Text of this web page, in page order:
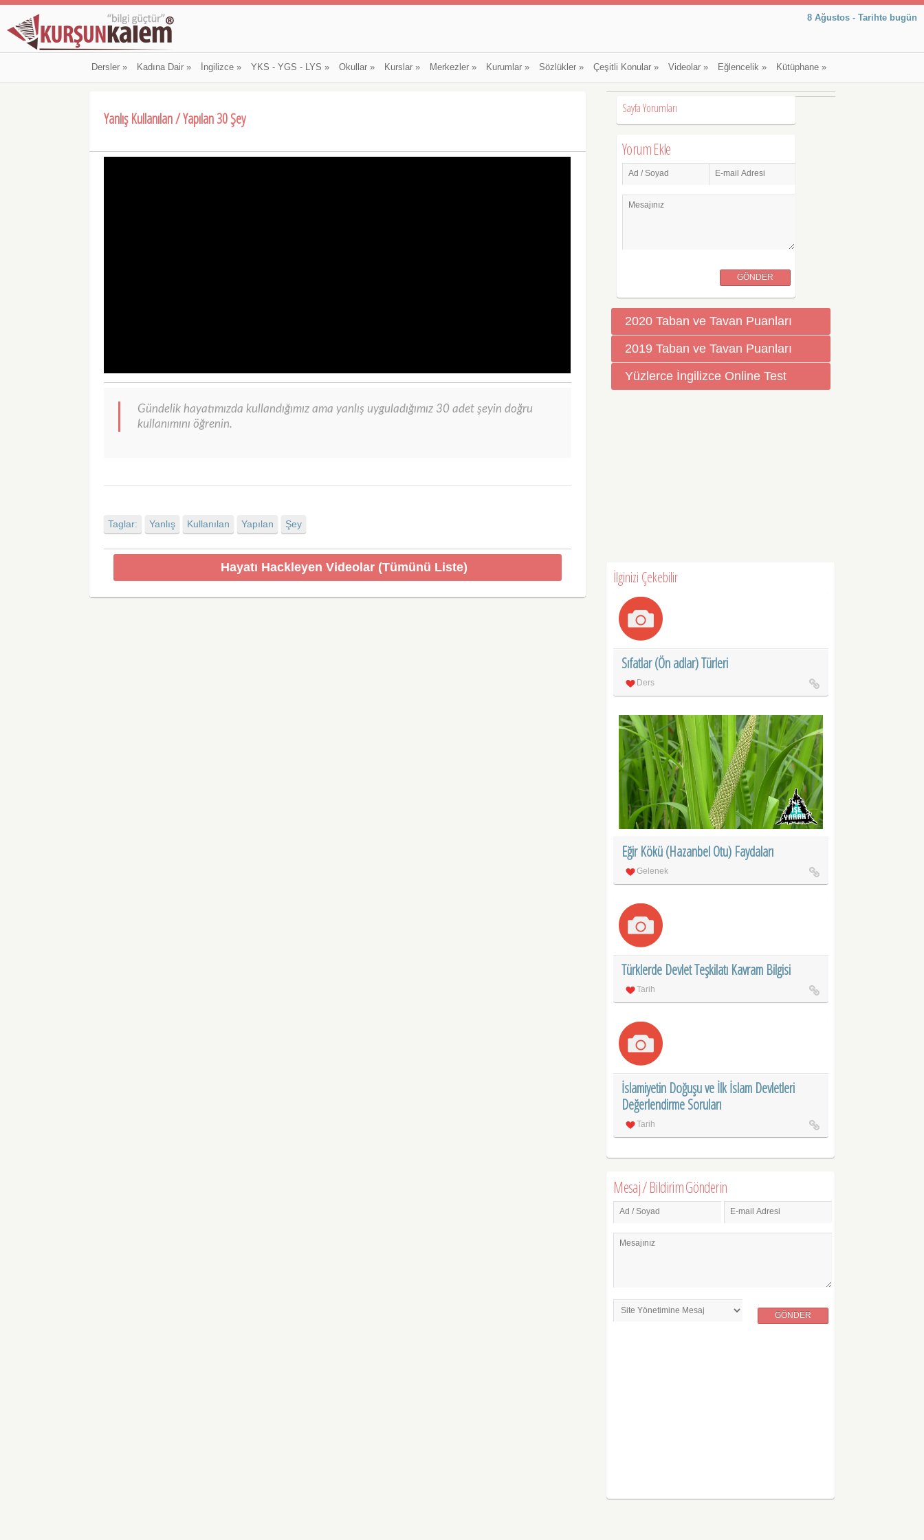
8 Ağustos - Tarihte bugün
Dersler» Kadına Dair» İngilizce» YKS - YGS - LYS » Okullar» Kurslar» Merkezler» Kurumlar» Sözlükler» Çeşitli Konular» Videolar» Eğlencelik» Kütüphane»
Yanlış Kullanılan / Yapılan 30 Şey
Gündelik hayatımızda kullandığımız ama yanlış uyguladığımız 30 adet şeyin doğru
kullanımını öğrenin.
Taglar: Yanlış Kullanılan Yapılan Şey
Hayatı Hackleyen Videolar (Tümünü Liste)
Sayfa Yorumları
Yorum Ekle
Ad / Soyad E-mail Adresi
Mesajınız
GÖNDER
2020 Taban ve Tavan Puanları
2019 Taban ve Tavan Puanları
Yüzlerce İngilizce Online Test
İlginizi Çekebilir
Sıfatlar (Ön adlar) Türleri
Ders
Eğir Kökü (Hazanbel Otu) Faydaları
Gelenek
Türklerde Devlet Teşkilatı Kavram Bilgisi
Tarih
İslamiyetin Doğuşu ve İlk İslam Devletleri
Değerlendirme Soruları
Tarih
Mesaj / Bildirim Gönderin
Ad / Soyad E-mail Adresi
Mesajınız
GÖNDER